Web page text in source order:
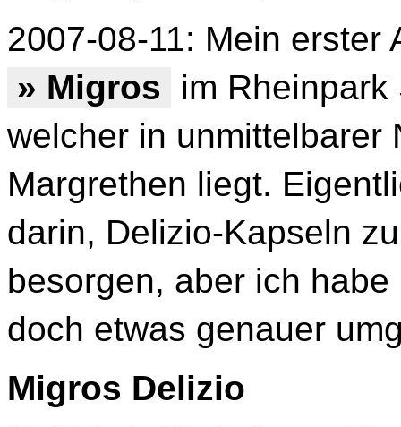
2007-08-11: Mein erster
» Migros
im
welcher in unmittelbarer
Margrethen liegt.
darin, Delizio-Kapseln
besorgen, aber ich
doch etwas genauer
Migros Delizio